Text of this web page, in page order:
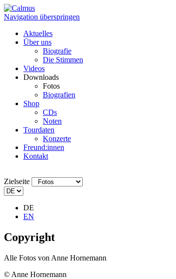
Navigation überspringen
Aktuelles
Über uns
Biografie
Die Stimmen
Videos
Downloads
Fotos
Biografien
Shop
CDs
Noten
Tourdaten
Konzerte
Freund:innen
Kontakt
Zielseite
DE
EN
Copyright
Alle Fotos von Anne Hornemann
© Anne Hornemann